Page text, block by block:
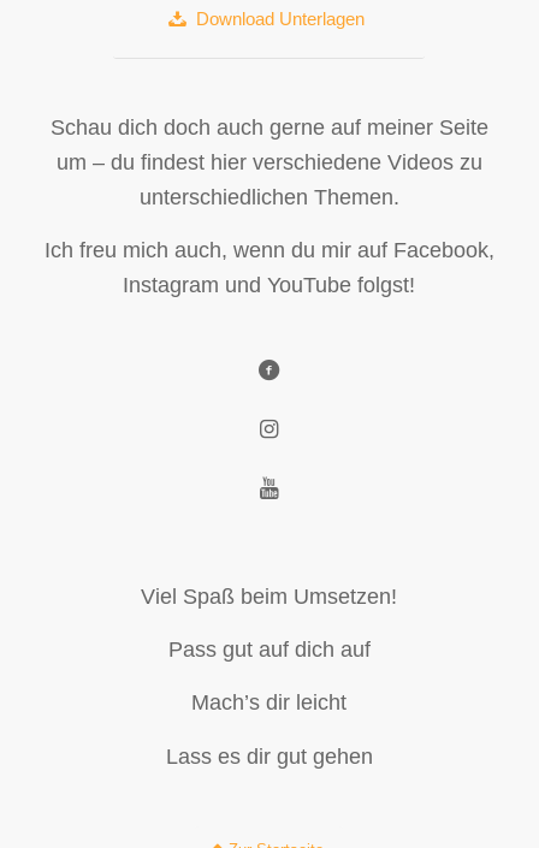
Download Unterlagen
Schau dich doch auch gerne auf meiner Seite
um – du findest hier verschiedene Videos zu
unterschiedlichen Themen.
Ich freu mich auch, wenn du mir auf Facebook,
Instagram und YouTube folgst!
Viel Spaß beim Umsetzen!
Pass gut auf dich auf
Mach’s dir leicht
Lass es dir gut gehen